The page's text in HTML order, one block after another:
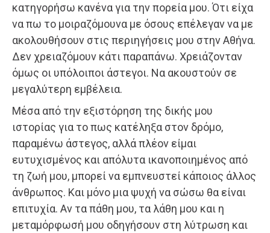
κατηγορήσω κανένα για την πορεία μου. Ότι είχα
να πω το μοιραζόμουνα με όσους επέλεγαν να με
ακολουθήσουν στις περιηγήσεις μου στην Αθήνα.
Δεν χρειαζόμουν κάτι παραπάνω. Χρειάζονταν
όμως οι υπόλοιποι άστεγοι. Να ακουστούν σε
μεγαλύτερη εμβέλεια.
Μέσα από την εξιστόρηση της δικής μου
ιστορίας για το πως κατέληξα στον δρόμο,
παραμένω άστεγος, αλλά πλέον είμαι
ευτυχισμένος και απόλυτα ικανοποιημένος από
τη ζωή μου, μπορεί να εμπνευστεί κάποιος άλλος
άνθρωπος. Και μόνο μια ψυχή να σώσω θα είναι
επιτυχία. Αν τα πάθη μου, τα λάθη μου και η
μεταμόρφωσή μου οδηγήσουν στη λύτρωση και